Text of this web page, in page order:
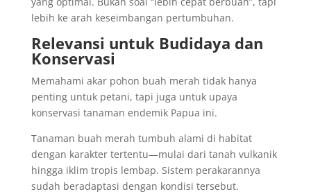
lebih ke arah keseimbangan pertumbuhan.
Relevansi untuk Budidaya dan
Konservasi
Memahami akar pohon buah merah tidak hanya
penting untuk petani, tapi juga untuk upaya
konservasi tanaman endemik Papua ini.
Tanaman buah merah tumbuh alami di habitat
dengan karakter tertentu—mulai dari tanah vulkanik
hingga iklim tropis lembap. Sistem perakarannya
sudah beradaptasi dengan kondisi tersebut.